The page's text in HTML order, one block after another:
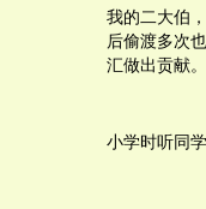
我的二大伯
后偷渡多次
汇做出贡献。
小学时听同